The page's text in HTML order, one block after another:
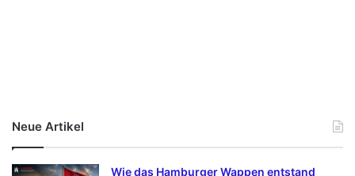
Neue Artikel
Wie das Hamburger Wappen entstand